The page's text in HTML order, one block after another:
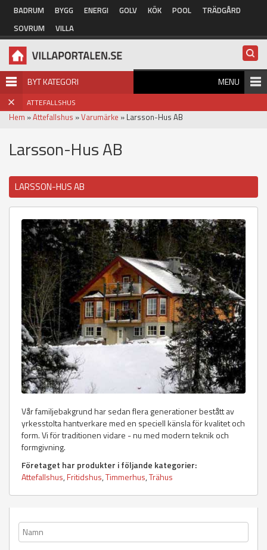
Hoppa till huvudinnehåll
BADRUM BYGG ENERGI GOLV KÖK POOL
TRÄDGÅRD
SOVRUM
VILLA
BYT KATEGORI MENU
ATTEFALLSHUS
Hem »Attefallshus »Varumärke » Larsson-Hus AB
Larsson-Hus AB
LARSSON-HUS AB
Vår familjebakgrund har sedan flera generationer bestått av
yrkesstolta hantverkare med en speciell känsla för kvalitet och
form. Vi för traditionen vidare - nu med modern teknik och
formgivning.
Företaget har produkter i följande kategorier:
Attefallshus,Fritidshus,Timmerhus,Trähus